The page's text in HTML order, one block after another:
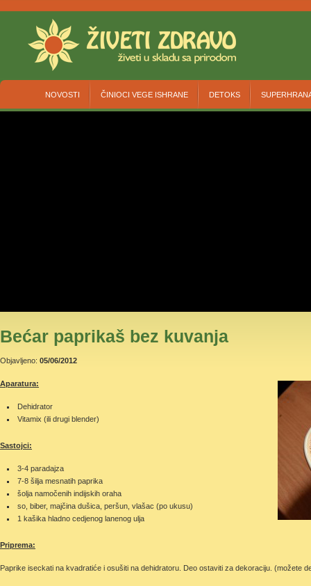
NOVOSTI ČINIOCI VEGE ISHRANE DETOKS
Bećar paprikaš bez kuvanja
Objavljeno: 05/06/2012
Aparatura:
Dehidrator
Vitamix (ili drugi blender)
Sastojci:
3-4 paradajza
7-8 šilja mesnatih paprika
šolja namočenih indijskih oraha
so, biber, majčina dušica, peršun, vlašac (po ukusu)
1 kašika hladno cedjenog lanenog ulja
Priprema:
Paprike iseckati na kvadratiće i osušiti na dehidratoru. Deo ostaviti za dekoraciju. (možete